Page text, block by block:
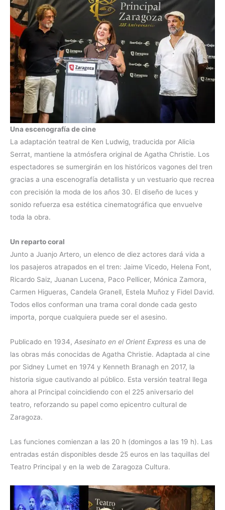
Una escenografía de cine
La adaptación teatral de Ken Ludwig, traducida por Alicia
Serrat, mantiene la atmósfera original de Agatha Christie. Los
espectadores se sumergirán en los históricos vagones del tren
gracias a una escenografía detallista y un vestuario que recrea
con precisión la moda de los años 30. El diseño de luces y
sonido refuerza esa estética cinematográfica que envuelve
toda la obra.
Un reparto coral
Junto a Juanjo Artero, un elenco de diez actores dará vida a
los pasajeros atrapados en el tren: Jaime Vicedo, Helena Font,
Ricardo Saiz, Juanan Lucena, Paco Pellicer, Mónica Zamora,
Carmen Higueras, Candela Granell, Estela Muñoz y Fidel David.
Todos ellos conforman una trama coral donde cada gesto
importa, porque cualquiera puede ser el asesino.
Publicado en 1934, Asesinato en el Orient Express es una de
las obras más conocidas de Agatha Christie. Adaptada al cine
por Sidney Lumet en 1974 y Kenneth Branagh en 2017, la
historia sigue cautivando al público. Esta versión teatral llega
ahora al Principal coincidiendo con el 225 aniversario del
teatro, reforzando su papel como epicentro cultural de
Zaragoza.
Las funciones comienzan a las 20 h (domingos a las 19 h). Las
entradas están disponibles desde 25 euros en las taquillas del
Teatro Principal y en la web de Zaragoza Cultura.